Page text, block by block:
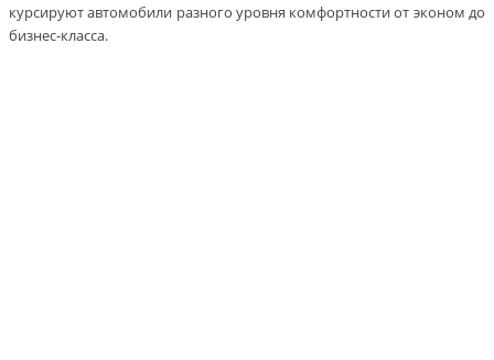
курсируют автомобили разного уровня комфортности от эконом до
бизнес-класса.